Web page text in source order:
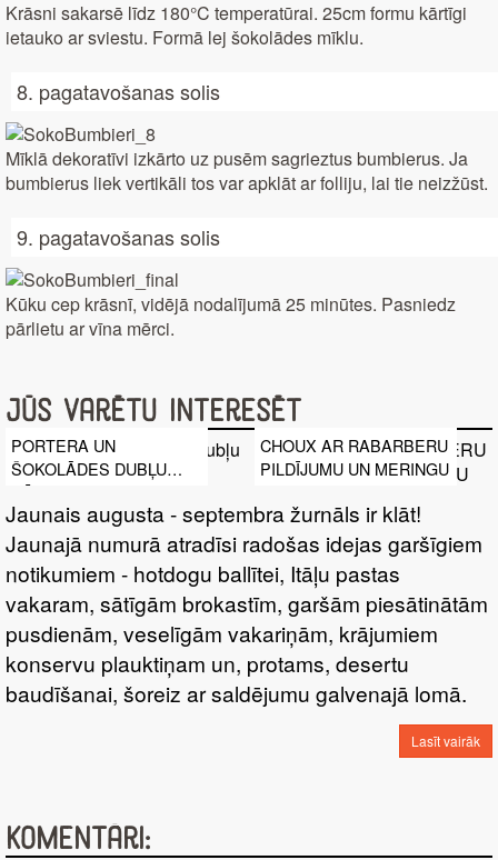
Krāsni sakarsē līdz 180°C temperatūrai. 25cm formu kārtīgi
ietauko ar sviestu. Formā lej šokolādes mīklu.
8. pagatavošanas solis
Mīklā dekoratīvi izkārto uz pusēm sagrieztus bumbierus. Ja
bumbierus liek vertikāli tos var apklāt ar folliju, lai tie neizžūst.
9. pagatavošanas solis
Kūku cep krāsnī, vidējā nodalījumā 25 minūtes. Pasniedz
pārlietu ar vīna mērci.
Jūs varētu interesēt
PORTERA UN
ŠOKOLĀDES DUBĻU
KŪKA
CHOUX AR RABARBERU
PILDĪJUMU UN MERINGU
Jaunais augusta - septembra žurnāls ir klāt!
Jaunajā numurā atradīsi radošas idejas garšīgiem
notikumiem - hotdogu ballītei, Itāļu pastas
vakaram, sātīgām brokastīm, garšām piesātinātām
pusdienām, veselīgām vakariņām, krājumiem
konservu plauktiņam un, protams, desertu
baudīšanai, šoreiz ar saldējumu galvenajā lomā.
Lasīt vairāk
Komentāri: